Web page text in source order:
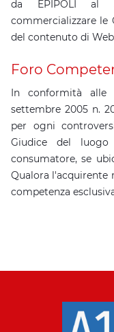
da EPIPOLI al
commercializzare le
del contenuto di
Foro
In conformità alle
settembre 2005 n.
per ogni
Giudice del
consumatore, se
Qualora l'acquirente
competenza